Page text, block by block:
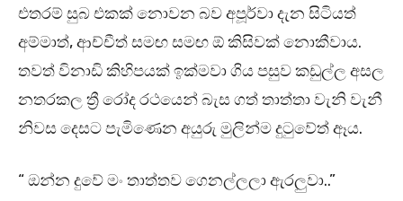
එතරම් සුබ එකක් නොවන බව අපූර්වා දැන සිටියත්
අම්මාත්, ආච්චීත් සමඟ සමඟ ඕ කිසිවක් නොකීවාය.
තවත් විනාඩි කිහිපයක් ඉක්මවා ගිය පසුව කඩුල්ල අසල
නතරකල ත්‍රී රෝද රථයෙන් බැස ගත් තාත්තා වැනි වැනී
නිවස දෙසට පැමිණෙන අයුරු මුලින්ම දුටුවේත් ඈය.
“ ඔන්න දුවේ මං තාත්තව ගෙනල්ලලා ඇරලුවා..”